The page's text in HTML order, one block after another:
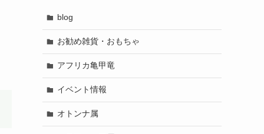
blog
お勧め雑貨・おもちゃ
アフリカ亀甲竜
イベント情報
オトンナ属